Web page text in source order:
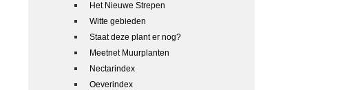
Het Nieuwe Strepen
Witte gebieden
Staat deze plant er nog?
Meetnet Muurplanten
Nectarindex
Oeverindex